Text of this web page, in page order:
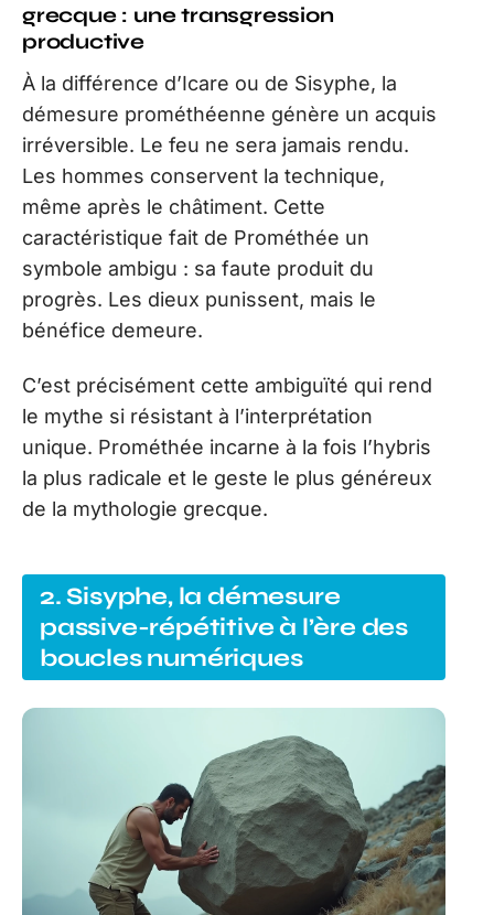
grecque : une transgression
productive
À la différence d’Icare ou de Sisyphe, la
démesure prométhéenne génère un acquis
irréversible. Le feu ne sera jamais rendu.
Les hommes conservent la technique,
même après le châtiment. Cette
caractéristique fait de Prométhée un
symbole ambigu : sa faute produit du
progrès. Les dieux punissent, mais le
bénéfice demeure.
C’est précisément cette ambiguïté qui rend
le mythe si résistant à l’interprétation
unique. Prométhée incarne à la fois l’hybris
la plus radicale et le geste le plus généreux
de la mythologie grecque.
2. Sisyphe, la démesure
passive-répétitive à l’ère des
boucles numériques